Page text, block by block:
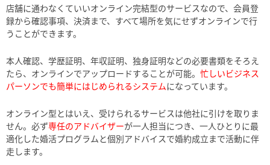
店舗に通わなくていいオンライン完結型のサービスなので、会員登
録から確認事項、決済まで、すべて場所を気にせずオンラインで行
うことができます。
本人確認、学歴証明、年収証明、独身証明などの必要書類をそろえ
たら、オンラインでアップロードすることが可能。 忙しいビジネス
パーソンでも簡単にはじめられるシステムになっています。
オンライン型とはいえ、受けられるサービスは他社に引けを取りま
せん。必ず専任のアドバイザーが一人担当につき、一人ひとりに最
適化した婚活プログラムと個別アドバイスで婚約成立まで活動に伴
走します。